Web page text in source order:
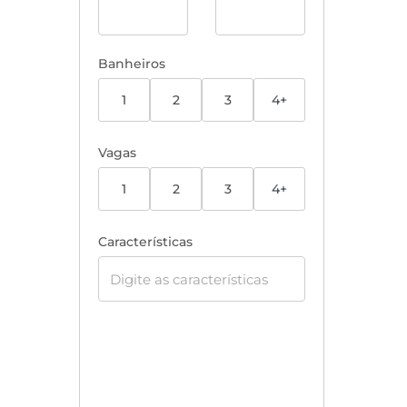
Banheiros
1 2 3 4+
Vagas
1 2 3 4+
Características